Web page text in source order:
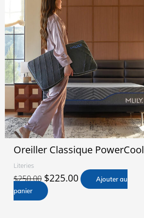
Oreiller Classique PowerCool
Literies
$250.00 $225.00
Ajouter au
panier